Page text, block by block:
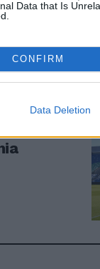
Data that Is
CONFIRM
Data Deletion
Generali.